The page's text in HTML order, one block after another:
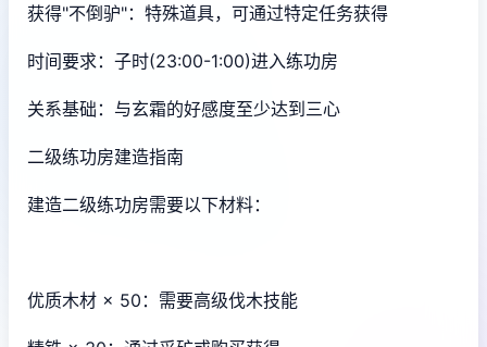
获得"不倒驴"：特殊道具，可通过特定任务获得
时间要求：子时(23:00-1:00)进入练功房
关系基础：与玄霜的好感度至少达到三心
二级练功房建造指南
建造二级练功房需要以下材料：
优质木材 × 50：需要高级伐木技能